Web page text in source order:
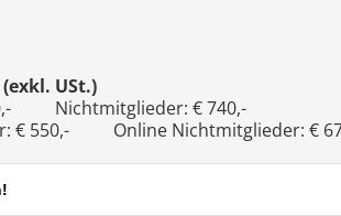
USt.)
Nichtmitglieder: € 740,-
€ 550,- Online Nichtmitglieder: €